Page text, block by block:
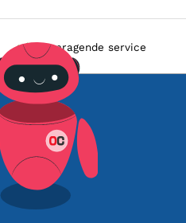
Fremragende service